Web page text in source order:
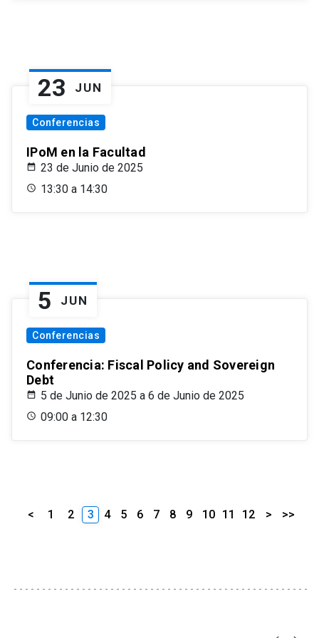
23 JUN
Conferencias
IPoM en la Facultad
23 de Junio de 2025
13:30 a 14:30
5 JUN
Conferencias
Conferencia: Fiscal Policy and Sovereign
Debt
5 de Junio de 2025 a 6 de Junio de 2025
09:00 a 12:30
< 1 2 3 4 5 6 7 8 9 10 11 12 > >>